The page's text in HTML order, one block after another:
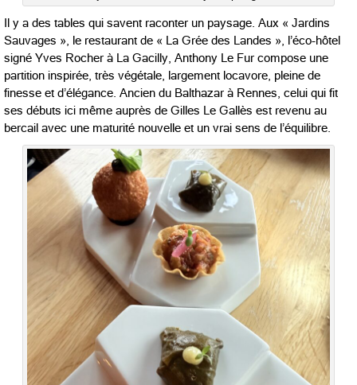
Il y a des tables qui savent raconter un paysage. Aux « Jardins
Sauvages », le restaurant de « La Grée des Landes », l’éco-hôtel
signé Yves Rocher à La Gacilly, Anthony Le Fur compose une
partition inspirée, très végétale, largement locavore, pleine de
finesse et d’élégance. Ancien du Balthazar à Rennes, celui qui fit
ses débuts ici même auprès de Gilles Le Gallès est revenu au
bercail avec une maturité nouvelle et un vrai sens de l’équilibre.